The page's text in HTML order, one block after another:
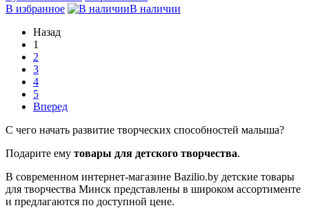
В избранное
В наличии
Назад
1
2
3
4
5
Вперед
С чего начать развитие творческих способностей малыша?
Подарите ему товары для детского творчества.
В современном интернет-магазине Bazilio.by детские товары
для творчества Минск представлены в широком ассортименте
и предлагаются по доступной цене.